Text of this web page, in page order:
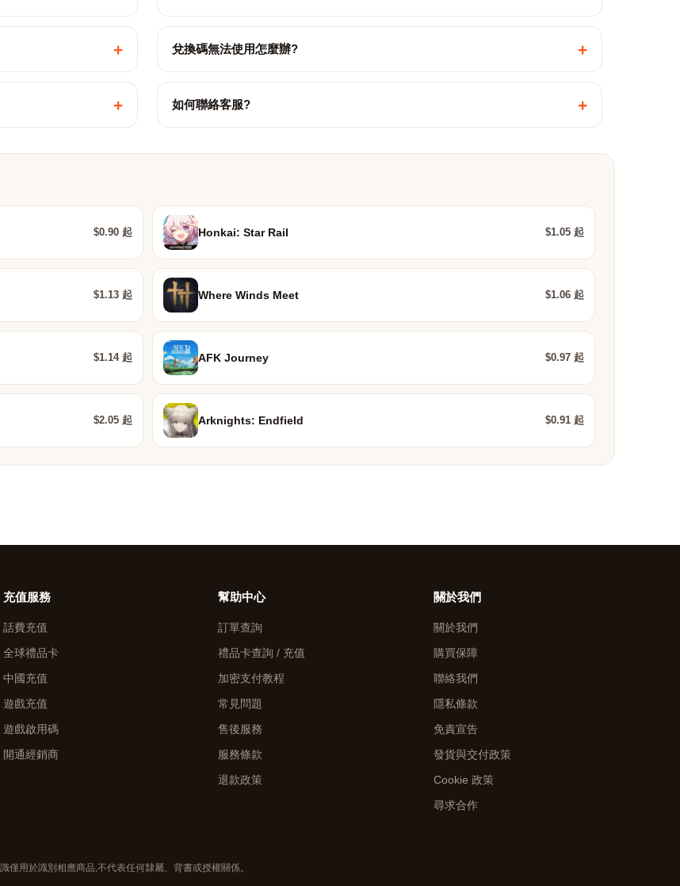
+ 兌換碼無法使用怎麼辦? +
+ 如何聯絡客服? +
$0.90 起 Honkai: Star Rail $1.05 起
$1.13 起 Where Winds Meet $1.06 起
$1.14 起 AFK Journey $0.97 起
$2.05 起 Arknights: Endfield $0.91 起
充值服務
話費充值
全球禮品卡
中國充值
遊戲充值
遊戲啟用碼
開通經銷商
幫助中心
訂單查詢
禮品卡查詢 / 充值
加密支付教程
常見問題
售後服務
服務條款
退款政策
關於我們
關於我們
購買保障
聯絡我們
隱私條款
免責宣告
發貨與交付政策
Cookie 政策
尋求合作
用於識別相應商品,不代表任何隸屬、背書或授權關係。